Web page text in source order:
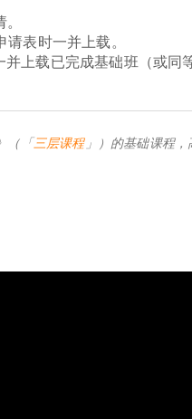
请表时一并上载。
并上载已完成基础班（或
（「 三层课程」）的基础课程，